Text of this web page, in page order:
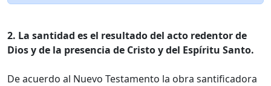
2. La santidad es el resultado del acto redentor de
Dios y de la presencia de Cristo y del Espíritu Santo.
De acuerdo al Nuevo Testamento la obra santificadora